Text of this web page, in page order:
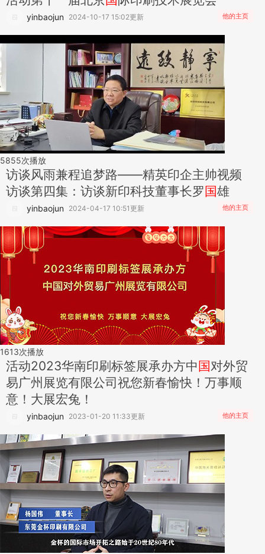
yinbaojun 2024-10-17 15:02更新 他的主页
5855次播放
访谈风雨兼程追梦路——精英印企主帅视频
访谈第四集：访谈新印科技董事长罗国雄
yinbaojun 2024-04-17 10:51更新 他的主页
1613次播放
活动2023华南印刷标签展承办方中国对外贸
易广州展览有限公司祝您新春愉快！万事顺
意！大展宏兔！
yinbaojun 2023-01-20 11:33更新 他的主页